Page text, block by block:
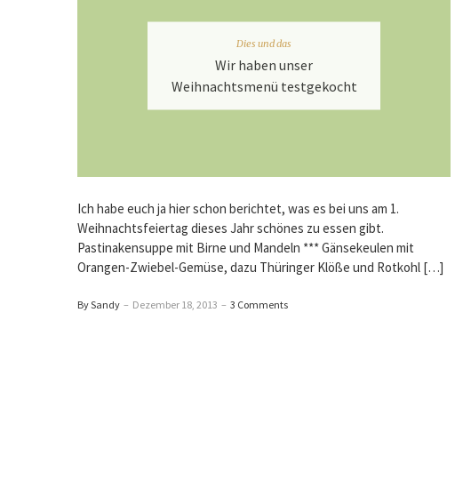
Dies und das
Wir haben unser
Weihnachtsmenü testgekocht
Ich habe euch ja hier schon berichtet, was es bei uns am 1.
Weihnachtsfeiertag dieses Jahr schönes zu essen gibt.
Pastinakensuppe mit Birne und Mandeln *** Gänsekeulen mit
Orangen-Zwiebel-Gemüse, dazu Thüringer Klöße und Rotkohl […]
By Sandy – Dezember 18, 2013 – 3 Comments